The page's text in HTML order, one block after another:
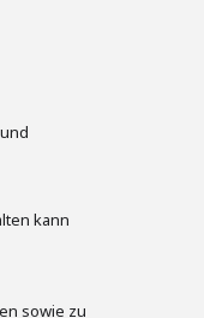
kann
sowie zu